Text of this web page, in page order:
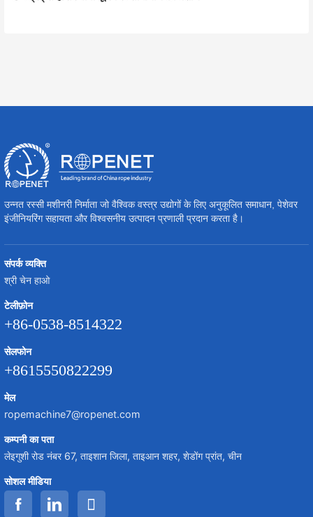
उन्नत रस्सी मशीनरी निर्माता जो वैश्विक वस्त्र उद्योगों के लिए अनुकूलित समाधान, पेशेवर
इंजीनियरिंग सहायता और विश्वसनीय उत्पादन प्रणाली प्रदान करता है।
संपर्क व्यक्ति
श्री चेन हाओ
टेलीफ़ोन
+86-0538-8514322
सेलफोन
+8615550822299
मेल
ropemachine7@ropenet.com
कम्पनी का पता
लेइगुशी रोड नंबर 67, ताइशान जिला, ताइआन शहर, शेडोंग प्रांत, चीन
सोशल मीडिया